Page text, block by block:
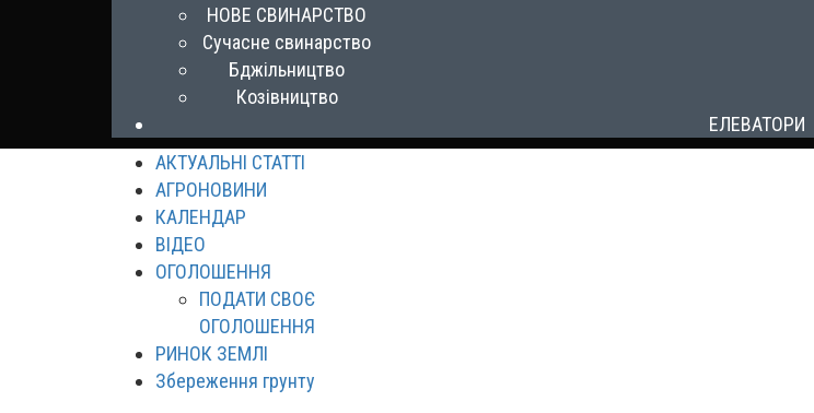
НОВЕ СВИНАРСТВО
Сучасне свинарство
Бджільництво
Козівництво
ЕЛЕВАТОРИ
АКТУАЛЬНІ СТАТТІ
АГРОНОВИНИ
КАЛЕНДАР
ВІДЕО
ОГОЛОШЕННЯ
ПОДАТИ СВОЄ
ОГОЛОШЕННЯ
РИНОК ЗЕМЛІ
Збереження грунту